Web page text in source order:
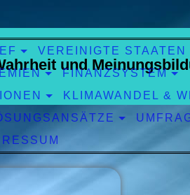
und
VEREINIGTE STAATEN
FINANZSYSTEM
KLIMAWANDEL &